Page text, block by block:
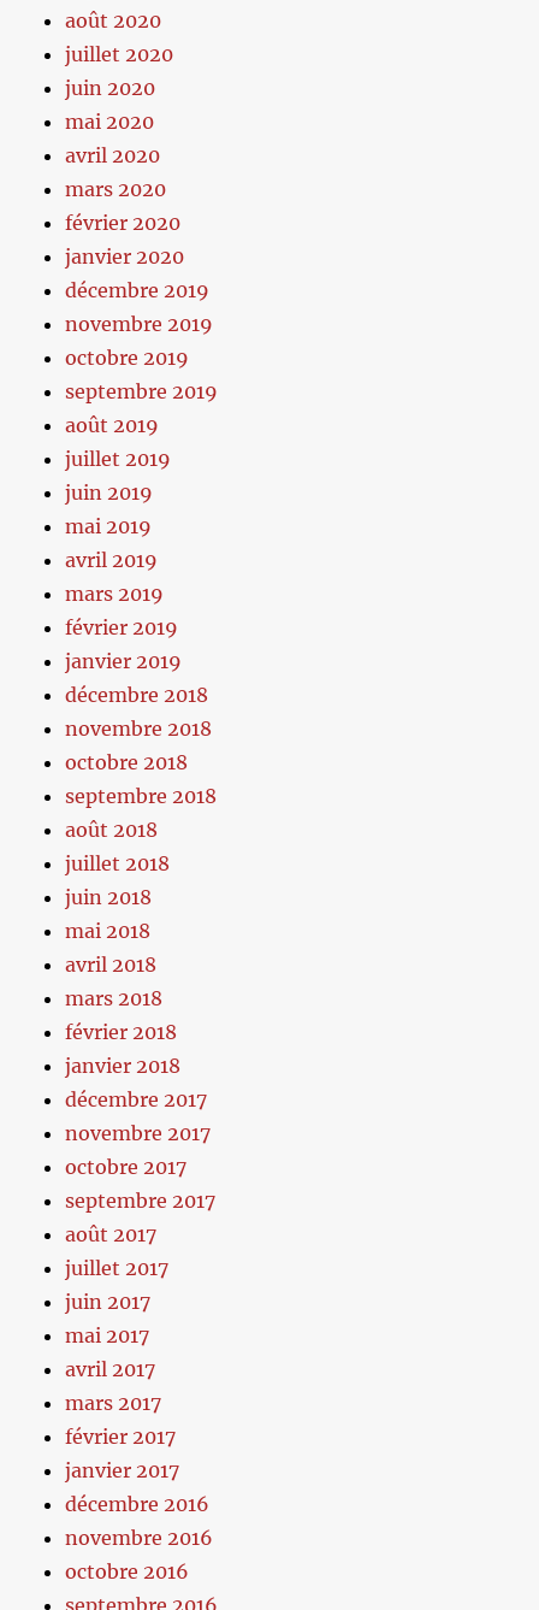
août 2020
juillet 2020
juin 2020
mai 2020
avril 2020
mars 2020
février 2020
janvier 2020
décembre 2019
novembre 2019
octobre 2019
septembre 2019
août 2019
juillet 2019
juin 2019
mai 2019
avril 2019
mars 2019
février 2019
janvier 2019
décembre 2018
novembre 2018
octobre 2018
septembre 2018
août 2018
juillet 2018
juin 2018
mai 2018
avril 2018
mars 2018
février 2018
janvier 2018
décembre 2017
novembre 2017
octobre 2017
septembre 2017
août 2017
juillet 2017
juin 2017
mai 2017
avril 2017
mars 2017
février 2017
janvier 2017
décembre 2016
novembre 2016
octobre 2016
septembre 2016